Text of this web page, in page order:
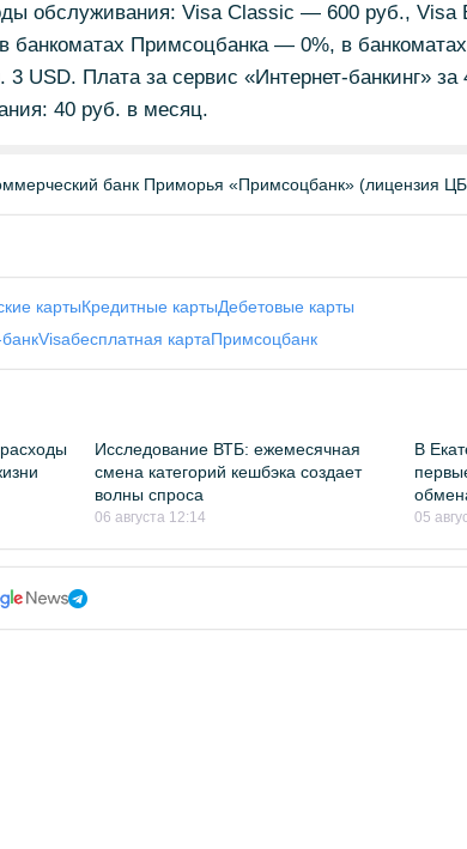
обслуживания: Visa Classic — 600 руб., Visa
банкоматах Примсоцбанка — 0%, в
USD. Плата за сервис «Интернет-банкинг»
40 руб. в месяц.
банк Приморья «Примсоцбанк» (лицензия
картыКредитные картыДебетовые карты
Visaбесплатная картаПримсоцбанк
Исследование ВТБ: ежемесячная
смена категорий кешбэка создает
волны спроса
06 августа 12:14
В
05